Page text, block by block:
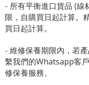
- 所有平衡進口貨品 (線
限，自購買日起計算。
買日起計算。
- 維修保養期限內，若
繫我們的Whatsapp客
修保養服務。